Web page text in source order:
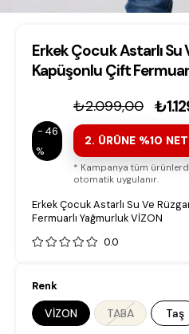
Erkek Çocuk Astarlı Su
Kapüşonlu Çift
46
₺2.099,00
2. ÜRÜNE %10
* Kampanya tüm
otomatik uygulanır.
Erkek Çocuk Astarlı Su Ve
Fermuarlı Yağmurluk VİZON
0.0
Renk
VİZON TABA Taş